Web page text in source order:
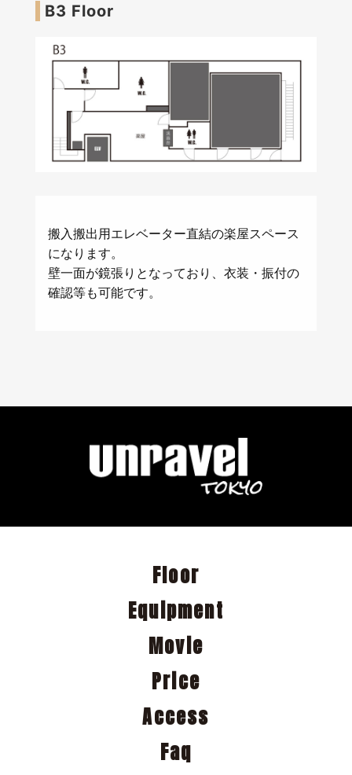
B3 Floor
搬入搬出用エレベーター直結の楽屋スペース
になります。
壁一面が鏡張りとなっており、衣装・振付の
確認等も可能です。
Floor
Equipment
Movie
Price
Access
Faq